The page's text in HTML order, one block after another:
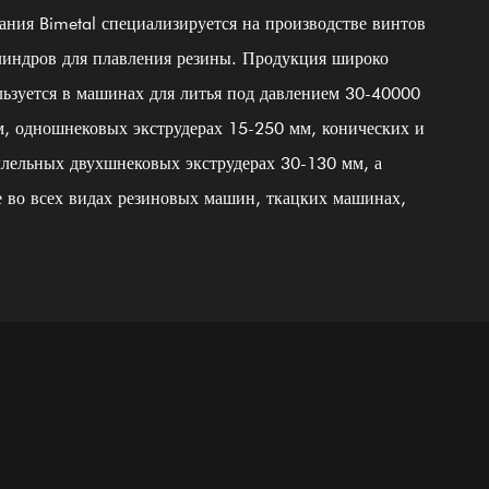
㎡
Квалифицированные
Персональный
специалист
Bimetal специализируется на производстве винтов
для плавления резины. Продукция широко
в машинах для литья под давлением 30-40000
одношнековых экструдерах 15-250 мм, конических и
двухшнековых экструдерах 30-130 мм, а
во всех видах резиновых машин, ткацких машинах,